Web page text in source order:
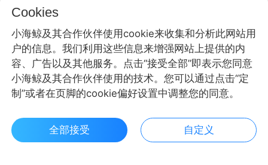
官方直充 · 30天保价 · 极速发货 · 24小时充值
商品规格
YY币
100YY币 300YY币 500YY币
$ 77.79立即购买
Cookies
小海鲸及其合作伙伴使用cookie来收集和分析此网站用
户的信息。我们利用这些信息来增强网站上提供的内
容、广告以及其他服务。点击“接受全部”即表示您同意
小海鲸及其合作伙伴使用的技术。您可以通过点击“定
制”或者在页脚的cookie偏好设置中调整您的同意。
全部接受 自定义